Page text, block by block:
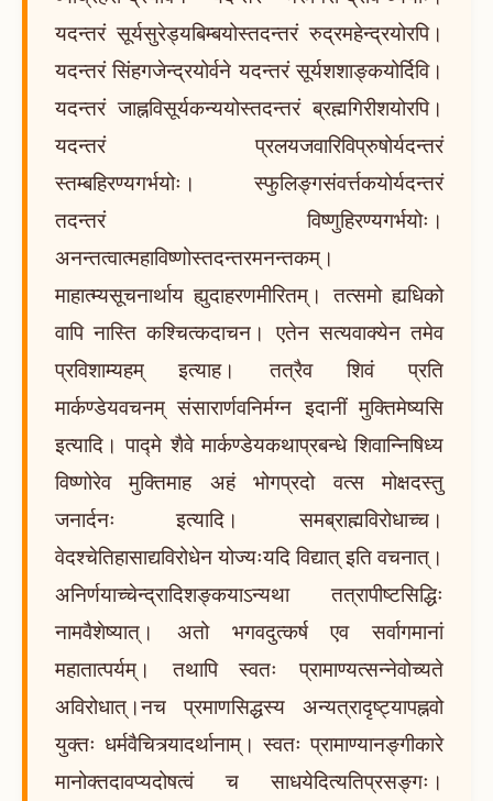
यदन्तरं सूर्यसुरेड्यबिम्बयोस्तदन्तरं रुद्रमहेन्द्रयोरपि।
यदन्तरं सिंहगजेन्द्रयोर्वने यदन्तरं सूर्यशशाङ्कयोर्दिवि।
यदन्तरं जाह्नविसूर्यकन्ययोस्तदन्तरं ब्रह्मगिरीशयोरपि।
यदन्तरं प्रलयजवारिविप्रुषोर्यदन्तरं
स्तम्बहिरण्यगर्भयोः। स्फुलिङ्गसंवर्त्तकयोर्यदन्तरं
तदन्तरं विष्णुहिरण्यगर्भयोः।
अनन्तत्वात्महाविष्णोस्तदन्तरमनन्तकम्।
माहात्म्यसूचनार्थाय ह्युदाहरणमीरितम्। तत्समो ह्यधिको
वापि नास्ति कश्चित्कदाचन। एतेन सत्यवाक्येन तमेव
प्रविशाम्यहम् इत्याह। तत्रैव शिवं प्रति
मार्कण्डेयवचनम् संसारार्णवनिर्मग्न इदानीं मुक्तिमेष्यसि
इत्यादि। पाद्मे शैवे मार्कण्डेयकथाप्रबन्धे शिवान्निषिध्य
विष्णोरेव मुक्तिमाह अहं भोगप्रदो वत्स मोक्षदस्तु
जनार्दनः इत्यादि। समब्राह्मविरोधाच्च।
वेदश्चेतिहासाद्यविरोधेन योज्यःयदि विद्यात् इति वचनात्।
अनिर्णयाच्चेन्द्रादिशङ्कयाऽन्यथा तत्रापीष्टसिद्धिः
नामवैशेष्यात्। अतो भगवदुत्कर्ष एव सर्वागमानां
महातात्पर्यम्। तथापि स्वतः प्रामाण्यत्सन्नेवोच्यते
अविरोधात्।नच प्रमाणसिद्धस्य अन्यत्रादृष्ट्यापह्नवो
युक्तः धर्मवैचित्र्यादर्थानाम्। स्वतः प्रामाण्यानङ्गीकारे
मानोक्तदावप्यदोषत्वं च साधयेदित्यतिप्रसङ्गः।